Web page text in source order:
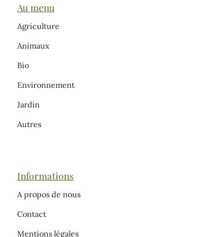
Au menu
Agriculture
Animaux
Bio
Environnement
Jardin
Autres
Informations
A propos de nous
Contact
Mentions légales